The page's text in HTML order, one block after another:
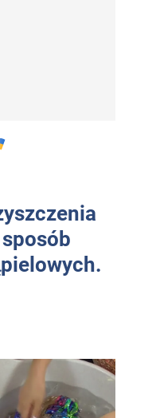
sposób